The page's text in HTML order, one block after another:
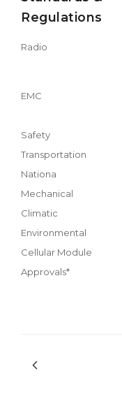
Regulations
Radio
EMC
Safety
Transportation
Nationa
Mechanical
Climatic
Environmental
Cellular Module
Approvals*